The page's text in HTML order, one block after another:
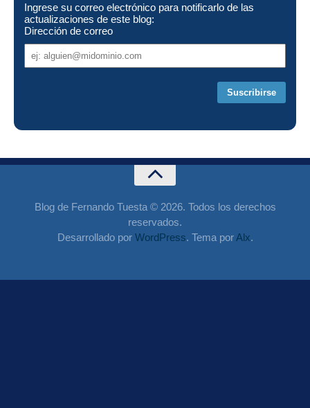
Ingrese su correo electrónico para notificarlo de las
actualizaciones de este blog:
Dirección de correo
de
Blog de Fernando Tuesta © 2026. Todos los derechos
reservados.
Desarrollado por WordPress. Tema porAlx.